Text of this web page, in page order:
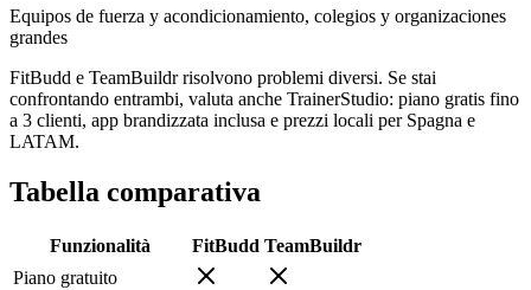
Equipos de fuerza y acondicionamiento, colegios y organizaciones
grandes
FitBudd e TeamBuildr risolvono problemi diversi. Se stai
confrontando entrambi, valuta anche TrainerStudio: piano gratis fino
a 3 clienti, app brandizzata inclusa e prezzi locali per Spagna e
LATAM.
Tabella comparativa
Funzionalità FitBudd TeamBuildr
Piano gratuito